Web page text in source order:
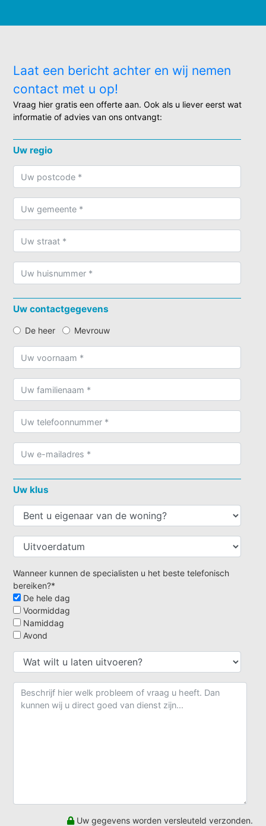
Laat een bericht achter en wij nemen
contact met u op!
Vraag hier gratis een offerte aan. Ook als u liever eerst wat
informatie of advies van ons ontvangt:
Uw regio
Uw contactgegevens
De heer Mevrouw
Uw klus
Wanneer kunnen de specialisten u het beste telefonisch
bereiken?*
De hele dag
Voormiddag
Namiddag
Avond
Uw gegevens worden versleuteld verzonden.